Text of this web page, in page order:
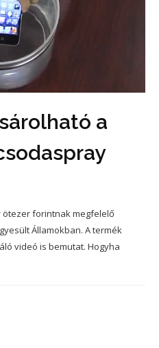
a
forintnak megfelelő
Államokban. A termék
videó is bemutat. Hogyha